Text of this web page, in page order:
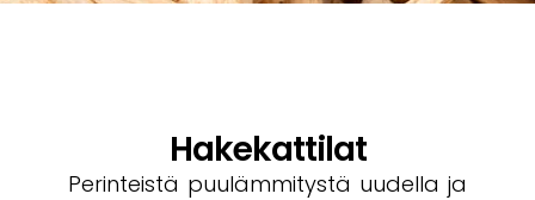
Hakekattilat
Perinteistä puulämmitystä uudella ja